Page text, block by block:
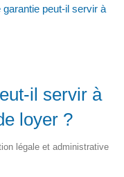
garantie peut-il servir à
il servir à
loyer ?
légale et administrative